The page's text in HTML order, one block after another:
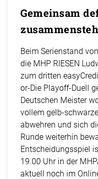
Gemeinsam
Beim Serienstand
die MHP RIESEN
zum dritten
or-Die Playoff-Duell
Deutschen Meister
vollem gelb-
abwehren und sich
Runde weiterhin
Entscheidungsspiel
19.00 Uhr in der
aktuell noch im